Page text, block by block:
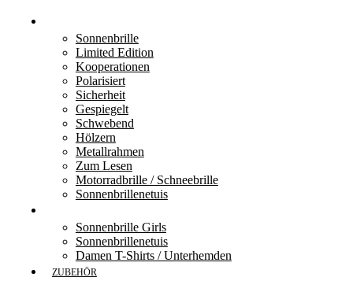
Sonnenbrille
Limited Edition
Kooperationen
Polarisiert
Sicherheit
Gespiegelt
Schwebend
Hölzern
Metallrahmen
Zum Lesen
Motorradbrille / Schneebrille
Sonnenbrillenetuis
Sonnenbrille Girls
Sonnenbrillenetuis
Damen T-Shirts / Unterhemden
ZUBEHÖR